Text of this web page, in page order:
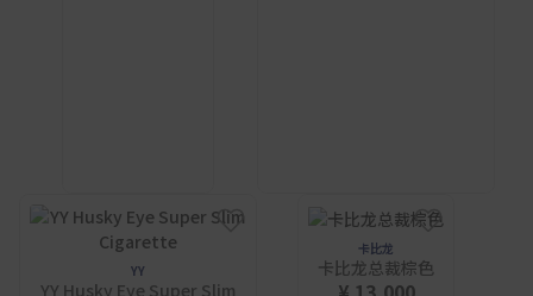
YY
YY Husky Eye Super Slim
卡比龙
卡比龙总裁棕色